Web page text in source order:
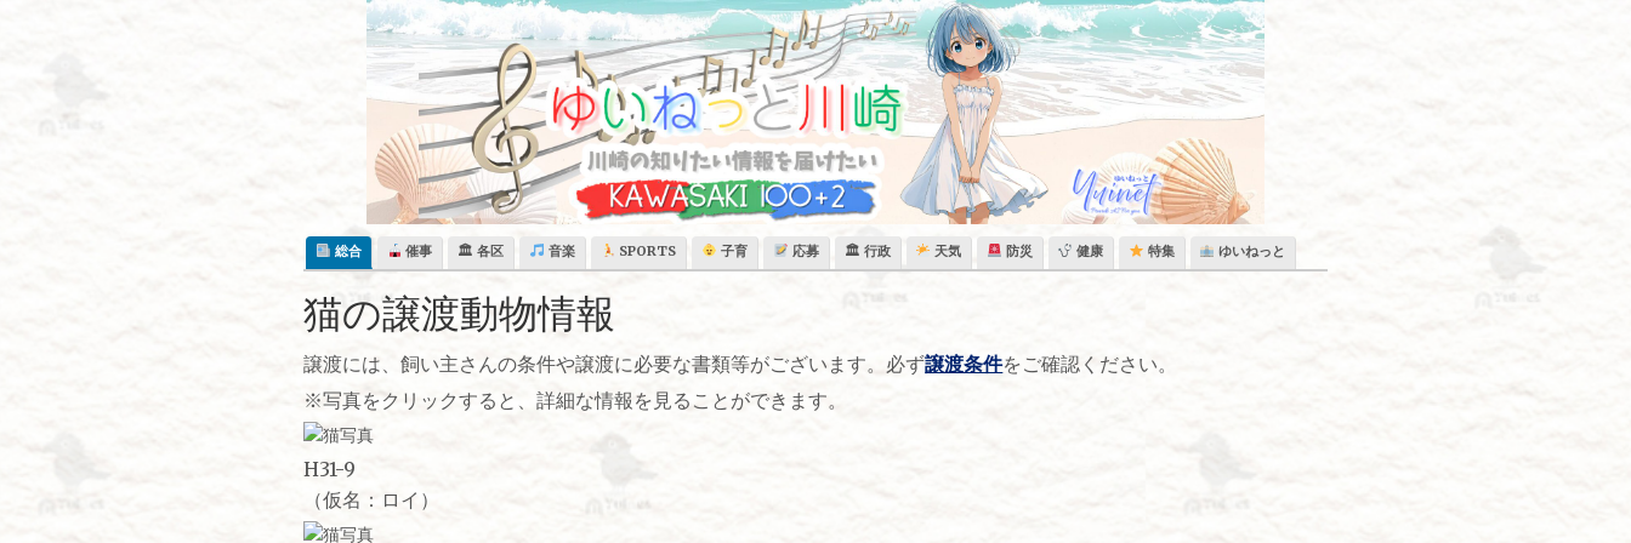
総合 催事 🏛 各区 音楽 SPORTS 子育 応募 🏛 行政 天気 防災 健康 特集 ゆいねっと
猫の譲渡動物情報
譲渡には、飼い主さんの条件や譲渡に必要な書類等がございます。必ず譲渡条件をご確認ください。
※写真をクリックすると、詳細な情報を見ることができます。
H31-9
（仮名：ロイ）